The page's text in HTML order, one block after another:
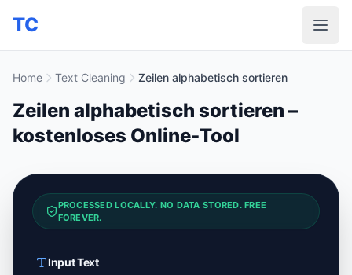
TC
Home Text Cleaning Zeilen alphabetisch sortieren
Zeilen alphabetisch sortieren –
kostenloses Online-Tool
PROCESSED LOCALLY. NO DATA STORED. FREE
FOREVER.
Input Text